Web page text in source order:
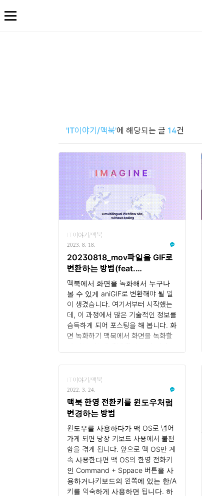
문
바
'IT이야기/맥북'에 해당되는 글 14건
IT이야기/맥북
2023. 8. 18.
20230818_mov파일을 GIF로
변환하는 방법(feat.
Homebrew, ffmpeg)
맥북에서 화면을 녹화해서 누구나
볼 수 있게 aniGIF로 변환해야 될 일
이 생겼습니다. 여기서부터 시작했는
데, 이 과정에서 많은 기술적인 정보를
습득하게 되어 포스팅을 해 봅니다. 화
면 녹화하기 맥북에서 화면을 녹화할
에 누르면 화면 캡처 또는 녹화 모드
로 진입을 하게 됩니다. 왼쪽 3개의
버튼은 스틸샷 캡처, 가운데 2개의 버
튼은 화면 동영상 녹화, 오른쪽 끝의
버튼은 실행 버튼입니다. 저는 가운
데에 있는 버튼을 클릭하여 화면을
녹화하였습니다. 해당 화면을 녹화
하면 결과물이 ***.mov라는 동영상
파일 포맷으로 저장이 됩니다. 이제
이 동영상 파일을 animate GIF 변환
시켜야 합니다. Homebrew 설치하
기 ..
IT이야기/맥북
2022. 3. 24.
맥북 한영 전환키를 윈도우처럼
변경하는 방법
윈도우를 사용하다가 맥 OS로 넘어
가게 되면 당장 키보드 사용에서 불편
함을 겪게 됩니다. 앞으로 맥 OS만 계
속 사용한다면 맥 OS의 한영 전화키
인 Command + Sppace 버튼을 사
용하거나키보드의 왼쪽에 있는 한/A
키를 익숙하게 사용하면 됩니다. 하